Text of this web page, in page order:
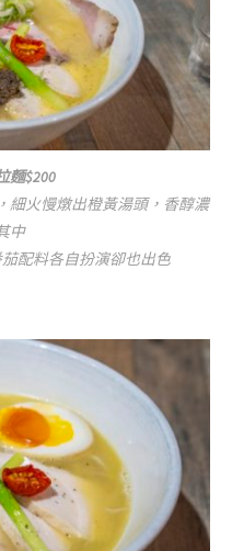
麵$200
細火慢燉出橙黃湯頭，香醇濃
中
配料各自扮演卻也出色